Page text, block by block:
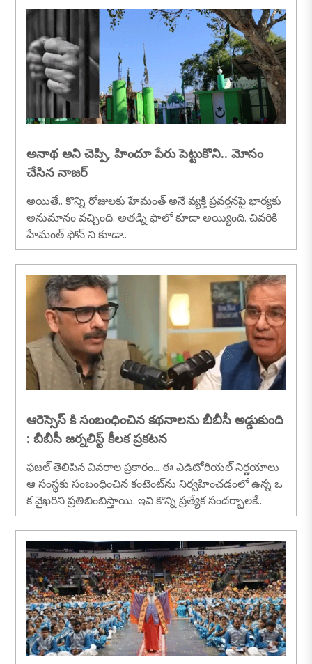
అనాథ అని చెప్పి, హిందూ పేరు పెట్టుకొని.. మోసం
చేసిన నాజర్
అయితే.. కొన్ని రోజులకు హేమంత్ అనే వ్యక్తి ప్రవర్తనపై భార్యకు
అనుమానం వచ్చింది. అతడ్ని ఫాలో కూడా అయ్యింది. చివరికి
హేమంత్ ఫోన్ ని కూడా..
ఆరెస్సెస్ కి సంబంధించిన కథనాలను బీబీసీ అడ్డుకుంది
: బీబీసీ జర్నలిస్ట్ కీలక ప్రకటన
ఫజల్ తెలిపిన వివరాల ప్రకారం... ఈ ఎడిటోరియల్ నిర్ణయాలు
ఆ సంస్థకు సంబంధించిన కంటెంట్‌ను నిర్వహించడంలో ఉన్న ఒ
క వైఖరిని ప్రతిబింబిస్తాయి. ఇవి కొన్ని ప్రత్యేక సందర్భాలకే..